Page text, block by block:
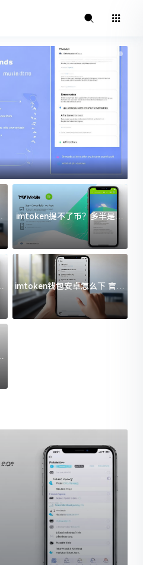
imtoken提不了币？多半是这
几件事没处理好
imtoken钱包安卓怎么下 官方
渠道避坑指南